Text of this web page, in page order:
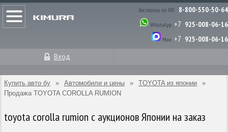
Бесплатно по РФ: 8-800-550-50-64
WhatsApp: +7 925-008-06-16
Max: +7 925-008-06-16
Вход
Купить авто бу » Автомобили и цены » TOYOTA из японии
»
Продажа TOYOTA COROLLA RUMION
toyota corolla rumion с аукционов Японии на заказ